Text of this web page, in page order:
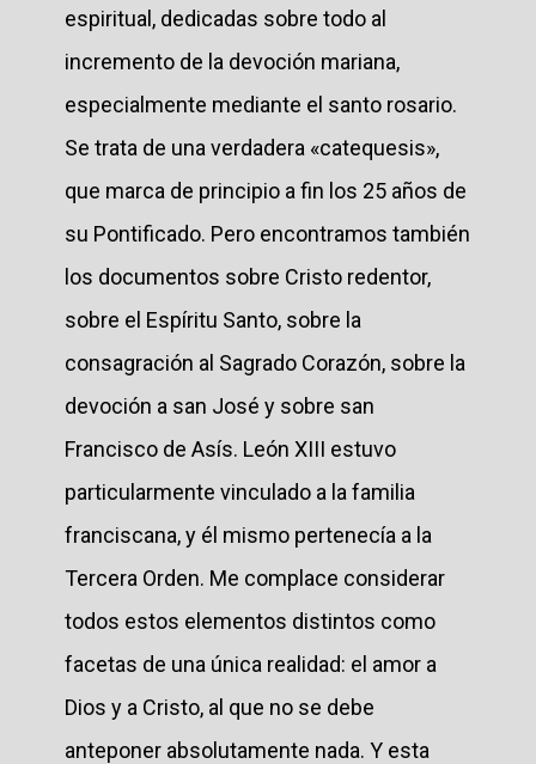
espiritual, dedicadas sobre todo al
incremento de la devoción mariana,
especialmente mediante el santo rosario.
Se trata de una verdadera «catequesis»,
que marca de principio a fin los 25 años de
su Pontificado. Pero encontramos también
los documentos sobre Cristo redentor,
sobre el Espíritu Santo, sobre la
consagración al Sagrado Corazón, sobre la
devoción a san José y sobre san
Francisco de Asís. León XIII estuvo
particularmente vinculado a la familia
franciscana, y él mismo pertenecía a la
Tercera Orden. Me complace considerar
todos estos elementos distintos como
facetas de una única realidad: el amor a
Dios y a Cristo, al que no se debe
anteponer absolutamente nada. Y esta